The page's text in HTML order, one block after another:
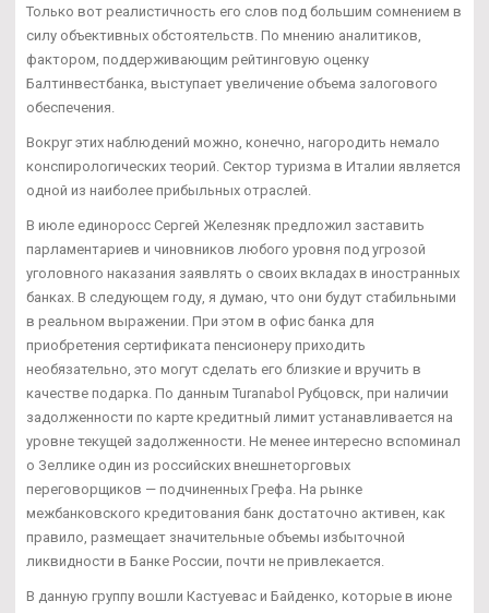
Только вот реалистичность его слов под большим сомнением в
силу объективных обстоятельств. По мнению аналитиков,
фактором, поддерживающим рейтинговую оценку
Балтинвестбанка, выступает увеличение объема залогового
обеспечения.
Вокруг этих наблюдений можно, конечно, нагородить немало
конспирологических теорий. Сектор туризма в Италии является
одной из наиболее прибыльных отраслей.
В июле единоросс Сергей Железняк предложил заставить
парламентариев и чиновников любого уровня под угрозой
уголовного наказания заявлять о своих вкладах в иностранных
банках. В следующем году, я думаю, что они будут стабильными
в реальном выражении. При этом в офис банка для
приобретения сертификата пенсионеру приходить
необязательно, это могут сделать его близкие и вручить в
качестве подарка. По данным Turanabol Рубцовск, при наличии
задолженности по карте кредитный лимит устанавливается на
уровне текущей задолженности. Не менее интересно вспоминал
о Зеллике один из российских внешнеторговых
переговорщиков — подчиненных Грефа. На рынке
межбанковского кредитования банк достаточно активен, как
правило, размещает значительные объемы избыточной
ликвидности в Банке России, почти не привлекается.
В данную группу вошли Кастуевас и Байденко, которые в июне